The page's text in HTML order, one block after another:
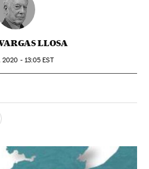
LLOSA
2020 - 13:05 EST
Sociales